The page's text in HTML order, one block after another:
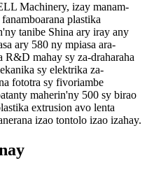
Machinery, izay manam-
plastika
tanibe Shina ary iray any
ary 580 ny mpiasa ara-
R&D mahay sy za-draharaha
sy elektrika za-
fototra sy fivoriambe
maherin'ny 500 sy birao
extrusion avo lenta
izao tontolo izao izahay.